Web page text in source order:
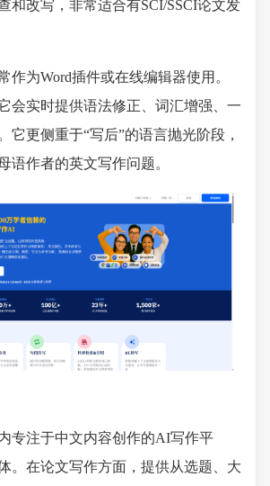
和改写，非常适合有SCI/SSCI论文发
作为Word插件或在线编辑器使用。
会实时提供语法修正、词汇增强、一
它更侧重于“写后”的语言抛光阶段，
语作者的英文写作问题。
专注于中文内容创作的AI写作平
。在论文写作方面，提供从选题、大